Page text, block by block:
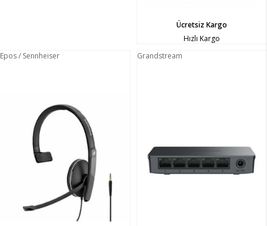
Ücretsiz Kargo
Hızlı Kargo
Epos / Sennheiser
Grandstream